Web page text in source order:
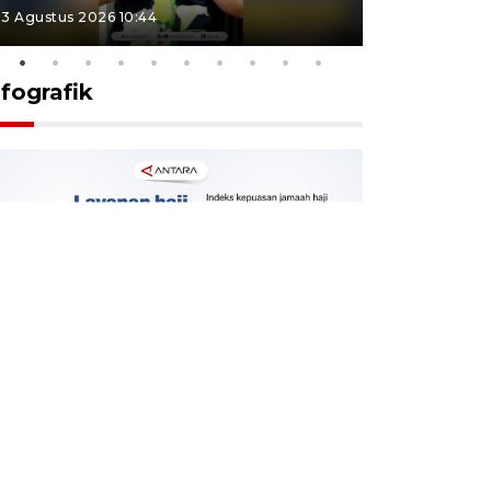
3 Agustus 2026 10:44